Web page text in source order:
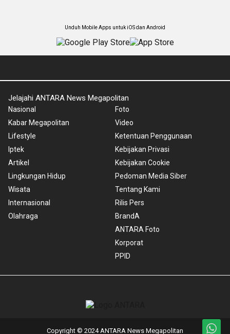
Unduh Mobile Apps untuk iOS dan Android
Jelajahi ANTARA News Megapolitan
Nasional
Kabar Megapolitan
Lifestyle
Iptek
Artikel
Lingkungan Hidup
Wisata
Internasional
Olahraga
Foto
Video
Ketentuan Penggunaan
Kebijakan Privasi
Kebijakan Cookie
Pedoman Media Siber
Tentang Kami
Rilis Pers
BrandA
ANTARA Foto
Korporat
PPID
Copyright © 2024 ANTARA News Megapolitan